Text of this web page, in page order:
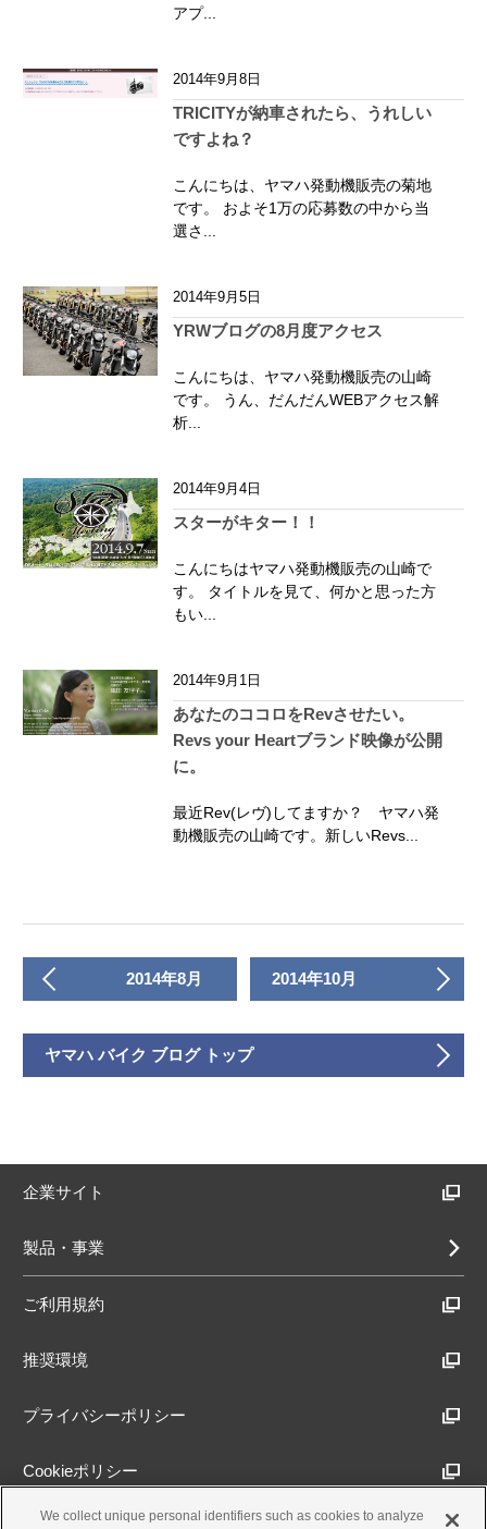
アプ...
2014年9月8日
TRICITYが納車されたら、うれしい
ですよね？
こんにちは、ヤマハ発動機販売の菊地
です。 およそ1万の応募数の中から当
選さ...
2014年9月5日
YRWブログの8月度アクセス
こんにちは、ヤマハ発動機販売の山崎
です。 うん、だんだんWEBアクセス解
析...
2014年9月4日
スターがキター！！
こんにちはヤマハ発動機販売の山崎で
す。 タイトルを見て、何かと思った方
もい...
2014年9月1日
あなたのココロをRevさせたい。
Revs your Heartブランド映像が公開
に。
最近Rev(レヴ)してますか？ ヤマハ発
動機販売の山崎です。新しいRevs...
2014年8月 2014年10月
ヤマハ バイク ブログ トップ
企業サイト
製品・事業
ご利用規約
推奨環境
プライバシーポリシー
Cookieポリシー
We collect unique personal identifiers such as cookies to analyze